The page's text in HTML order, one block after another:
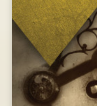
Grammophon